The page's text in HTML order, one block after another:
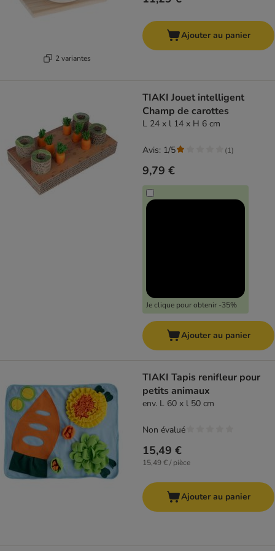
2 variantes
Ajouter au panier
TIAKI Jouet intelligent
Champ de carottes
L 24 x l 14 x H 6 cm
9,79 €
Je clique pour obtenir -35%
Avis: 1/5 (1)
Ajouter au panier
TIAKI Tapis renifleur pour
petits animaux
env. L 60 x l 50 cm
15,49 €
15,49 € / pièce
Non évalué
Ajouter au panier